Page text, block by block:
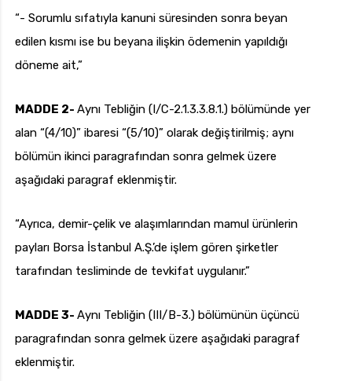
“- Sorumlu sıfatıyla kanuni süresinden sonra beyan
edilen kısmı ise bu beyana ilişkin ödemenin yapıldığı
döneme ait,”
MADDE 2- Aynı Tebliğin (I/C-2.1.3.3.8.1.) bölümünde yer
alan “(4/10)” ibaresi “(5/10)” olarak değiştirilmiş; aynı
bölümün ikinci paragrafından sonra gelmek üzere
aşağıdaki paragraf eklenmiştir.
“Ayrıca, demir-çelik ve alaşımlarından mamul ürünlerin
payları Borsa İstanbul A.Ş.’de işlem gören şirketler
tarafından tesliminde de tevkifat uygulanır.”
MADDE 3- Aynı Tebliğin (III/B-3.) bölümünün üçüncü
paragrafından sonra gelmek üzere aşağıdaki paragraf
eklenmiştir.